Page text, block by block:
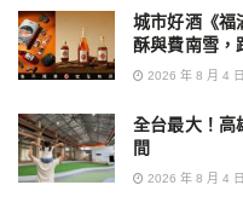
城市好酒《福
酥與費南雪，
2026 年 8 月 4 日
全台最大！高
間
2026 年 8 月 4 日